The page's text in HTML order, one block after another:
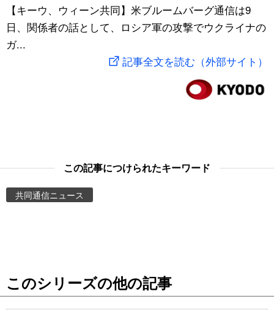
文化
動画/Live
People
スポーツ・東京2020
【キーウ、ウィーン共同】米ブルームバーグ通信は9
日、関係者の話として、ロシア軍の攻撃でウクライナの
ガ...
記事全文を読む（外部サイト）
この記事につけられたキーワード
共同通信ニュース
このシリーズの他の記事